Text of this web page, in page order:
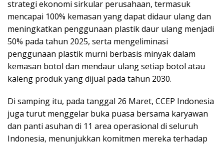
strategi ekonomi sirkular perusahaan, termasuk
mencapai 100% kemasan yang dapat didaur ulang dan
meningkatkan penggunaan plastik daur ulang menjadi
50% pada tahun 2025, serta mengeliminasi
penggunaan plastik murni berbasis minyak dalam
kemasan botol dan mendaur ulang setiap botol atau
kaleng produk yang dijual pada tahun 2030.
Di samping itu, pada tanggal 26 Maret, CCEP Indonesia
juga turut menggelar buka puasa bersama karyawan
dan panti asuhan di 11 area operasional di seluruh
Indonesia, menunjukkan komitmen mereka terhadap